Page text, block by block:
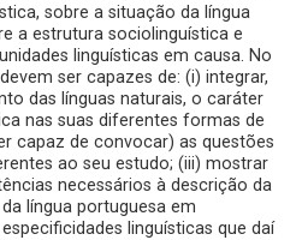
sobre a situação da língua
a estrutura sociolinguística e
linguísticas em causa. No
ser capazes de: (i) integrar,
das línguas naturais, o caráter
nas suas diferentes formas de
capaz de convocar) as questões
ao seu estudo; (iii) mostrar
necessários à descrição da
língua portuguesa em
linguísticas que daí